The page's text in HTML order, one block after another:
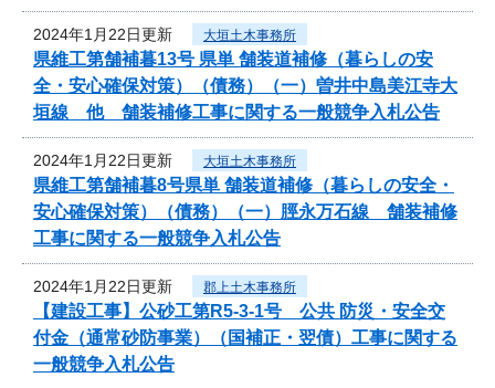
2024年1月22日更新 大垣土木事務所
県維工第舗補暮13号 県単 舗装道補修（暮らしの安
全・安心確保対策）（債務）（一）曽井中島美江寺大
垣線 他 舗装補修工事に関する一般競争入札公告
2024年1月22日更新 大垣土木事務所
県維工第舗補暮8号県単 舗装道補修（暮らしの安全・
安心確保対策）（債務）（一）脛永万石線 舗装補修
工事に関する一般競争入札公告
2024年1月22日更新 郡上土木事務所
【建設工事】公砂工第R5-3-1号 公共 防災・安全交
付金（通常砂防事業）（国補正・翌債）工事に関する
一般競争入札公告